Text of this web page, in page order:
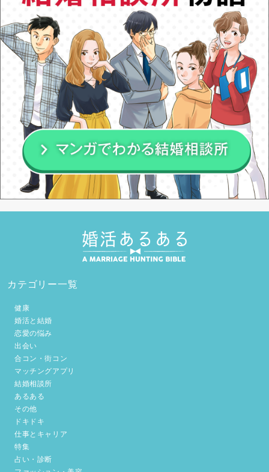
カテゴリー一覧
健康
婚活と結婚
恋愛の悩み
出会い
合コン・街コン
マッチングアプリ
結婚相談所
あるある
その他
ドキドキ
仕事とキャリア
特集
占い・診断